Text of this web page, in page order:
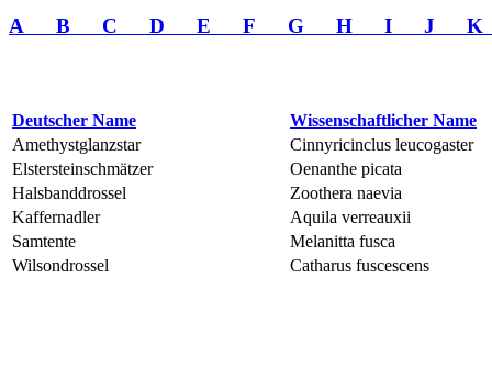
A B C D E F G H I J
Deutscher Name
Wissenschaftlicher Name
Amethystglanzstar
Cinnyricinclus leucogaster
Elstersteinschmätzer
Oenanthe picata
Halsbanddrossel
Zoothera naevia
Kaffernadler
Aquila verreauxii
Samtente
Melanitta fusca
Wilsondrossel
Catharus fuscescens